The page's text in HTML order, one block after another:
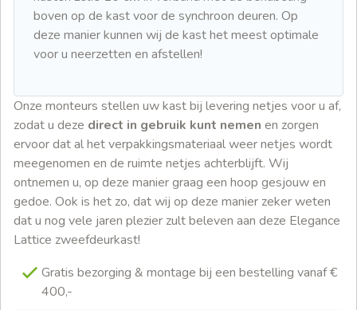
boven op de kast voor de synchroon deuren. Op
deze manier kunnen wij de kast het meest optimale
voor u neerzetten en afstellen!
Onze monteurs stellen uw kast bij levering netjes voor u af,
zodat u deze direct in gebruik kunt nemen en zorgen
ervoor dat al het verpakkingsmateriaal weer netjes wordt
meegenomen en de ruimte netjes achterblijft. Wij
ontnemen u, op deze manier graag een hoop gesjouw en
gedoe. Ook is het zo, dat wij op deze manier zeker weten
dat u nog vele jaren plezier zult beleven aan deze Elegance
Lattice zweefdeurkast!
Gratis bezorging & montage bij een bestelling vanaf €
400,-